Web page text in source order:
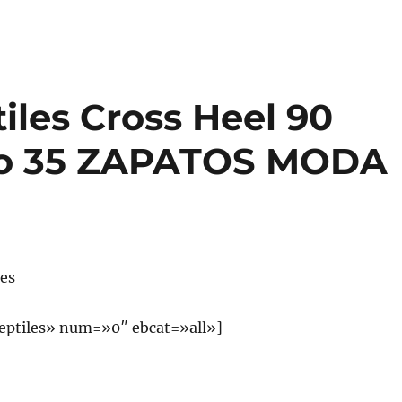
Cross Heel 90
ZAPATOS MODA
num=»0″ ebcat=»all»]